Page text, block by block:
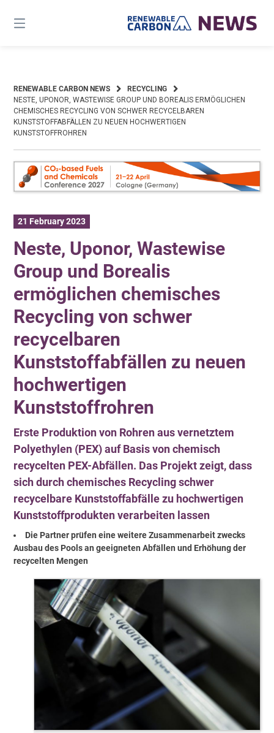
content
RENEWABLE CARBON NEWS
RECYCLING
NESTE, UPONOR, WASTEWISE GROUP UND BOREALIS ERMÖGLICHEN
CHEMISCHES RECYCLING VON SCHWER RECYCELBAREN
KUNSTSTOFFABFÄLLEN ZU NEUEN HOCHWERTIGEN
KUNSTSTOFFROHREN
21 February 2023
Neste, Uponor, Wastewise
Group und Borealis
ermöglichen chemisches
Recycling von schwer
recycelbaren
Kunststoffabfällen zu neuen
hochwertigen
Kunststoffrohren
Erste Produktion von Rohren aus vernetztem
Polyethylen (PEX) auf Basis von chemisch
recycelten PEX-Abfällen. Das Projekt zeigt, dass
sich durch chemisches Recycling schwer
recycelbare Kunststoffabfälle zu hochwertigen
Kunststoffprodukten verarbeiten lassen
Die Partner prüfen eine weitere Zusammenarbeit zwecks
Ausbau des Pools an geeigneten Abfällen und Erhöhung der
recycelten Mengen